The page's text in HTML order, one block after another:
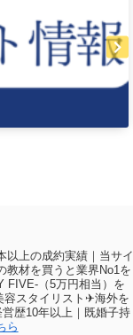
以上の成約実績｜当サ
教材を買うと業界No1を
FIVE-（5万円相当）を
容スタイリスト✈海外を
歴10年以上｜既婚子持
ら